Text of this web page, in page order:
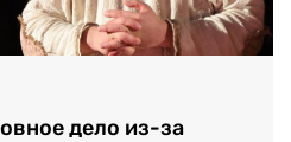
дело из-за